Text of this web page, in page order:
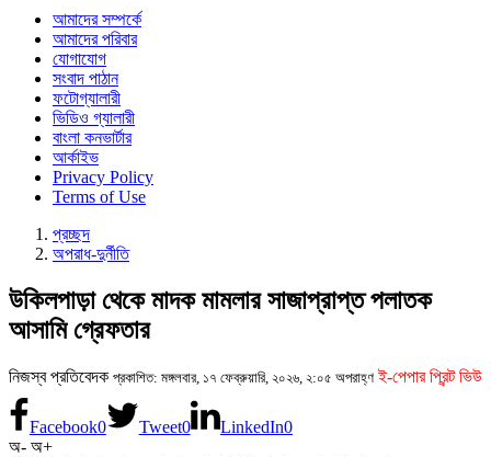
আমাদের সম্পর্কে
আমাদের পরিবার
যোগাযোগ
সংবাদ পাঠান
ফটোগ্যালারী
ভিডিও গ্যালারী
বাংলা কনভার্টার
আর্কাইভ
Privacy Policy
Terms of Use
প্রচ্ছদ
অপরাধ-দুর্নীতি
উকিলপাড়া থেকে মাদক মামলার সাজাপ্রাপ্ত পলাতক
আসামি গ্রেফতার
নিজস্ব প্রতিবেদক প্রকাশিত: মঙ্গলবার, ১৭ ফেব্রুয়ারি, ২০২৬, ২:০৫ অপরাহ্ণ ই-পেপার প্রিন্ট ভিউ
Facebook0 Tweet0 LinkedIn0
অ- অ+